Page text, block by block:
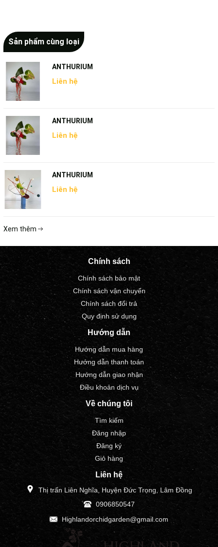
Sản phẩm cùng loại
ANTHURIUM
Liên hệ
ANTHURIUM
Liên hệ
ANTHURIUM
Liên hệ
Xem thêm
Chính sách
Chính sách bảo mật
Chính sách vận chuyển
Chính sách đổi trả
Quy định sử dụng
Hướng dẫn
Hướng dẫn mua hàng
Hướng dẫn thanh toán
Hướng dẫn giao nhận
Điều khoản dịch vụ
Về chúng tôi
Tìm kiếm
Đăng nhập
Đăng ký
Giỏ hàng
Liên hệ
Thị trấn Liên Nghĩa, Huyện Đức Trọng, Lâm Đồng
0906850547
Highlandorchidgarden@gmail.com